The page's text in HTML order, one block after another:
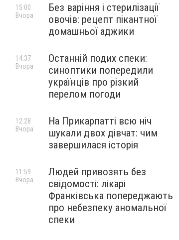
Без варіння і стерилізації
овочів: рецепт пікантної
домашньої аджики
15:00
Вчора
Останній подих спеки:
синоптики попередили
українців про різкий
перелом погоди
14:37
Вчора
На Прикарпатті всю ніч
шукали двох дівчат: чим
завершилася історія
12:28
Вчора
Людей привозять без
свідомості: лікарі
Франківська попереджають
про небезпеку аномальної
спеки
11:59
Вчора